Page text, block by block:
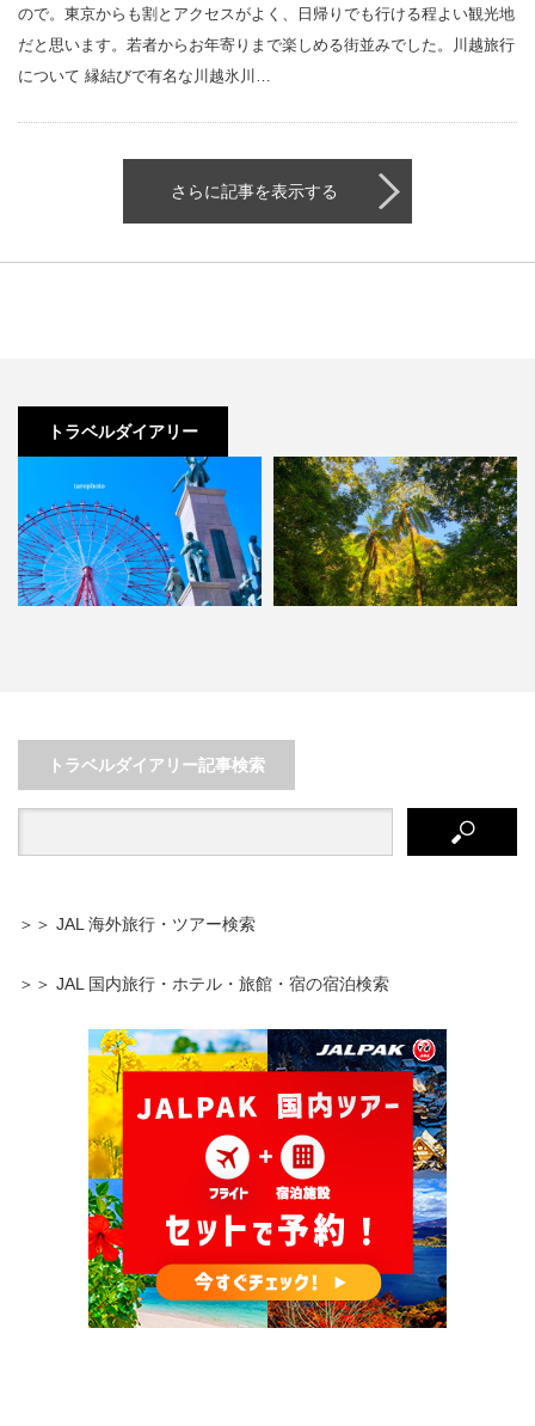
ので。東京からも割とアクセスがよく、日帰りでも行ける程よい観光地
だと思います。若者からお年寄りまで楽しめる街並みでした。川越旅行
について 縁結びで有名な川越氷川…
さらに記事を表示する
トラベルダイアリー
トラベルダイアリー記事検索
＞＞ JAL 海外旅行・ツアー検索
＞＞ JAL 国内旅行・ホテル・旅館・宿の宿泊検索